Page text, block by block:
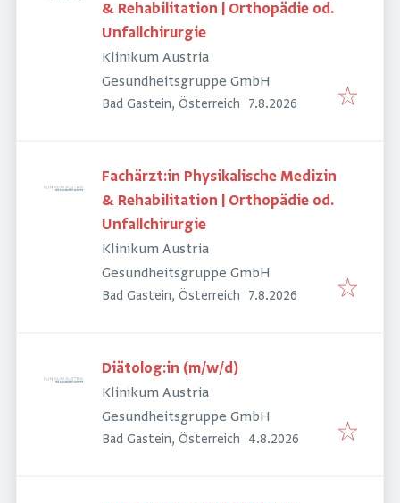
& Rehabilitation | Orthopädie od.
Unfallchirurgie
Klinikum Austria
Gesundheitsgruppe GmbH
Bad Gastein, Österreich Veröffentlicht
7.8.2026
Fachärzt:in Physikalische Medizin
& Rehabilitation | Orthopädie od.
Unfallchirurgie
Klinikum Austria
Gesundheitsgruppe GmbH
Bad Gastein, Österreich Veröffentlicht
7.8.2026
Diätolog:in (m/w/d)
Klinikum Austria
Gesundheitsgruppe GmbH
Bad Gastein, Österreich Veröffentlicht
4.8.2026